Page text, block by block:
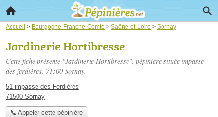
Accueil > Bourgogne-Franche-Comté > Saône-et-Loire > Sornay
Jardinerie Hortibresse
Cette fiche présente "Jardinerie Hortibresse", pépinière située impasse
des ferdières, 71500 Sornay.
51 impasse des Ferdières
71500 Sornay
📞 Appeler cette pépinière